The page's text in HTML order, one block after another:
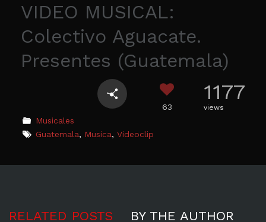
VIDEO MUSICAL:
Colectivo Aguacate.
Presentes (Guatemala)
63
1177
views
Musicales
Guatemala, Musica, Videoclip
RELATED POSTS BY THE AUTHOR